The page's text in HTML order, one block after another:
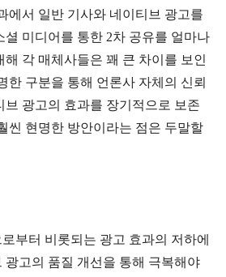
에서 일반 기사와 네이티브 광고를
셜 미디어를 통한 2차 공유를 얼마나
해 각 매체사들은 꽤 큰 차이를 보인
한 구분을 통해 언론사 자체의 신뢰
브 광고의 효과를 장기적으로 보존
씬 현명한 방안이라는 점은 두말할
부터 비롯되는 광고 효과의 저하에
광고의 품질 개선을 통해 극복해야